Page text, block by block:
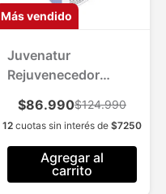
Más vendido
Juvenatur
Rejuvenecedor
Meses Efecto Flash
y Duradero Todo
Tipo de Piel
$86.990$124.990
12 cuotas sin interés de $7250
Agregar al
carrito